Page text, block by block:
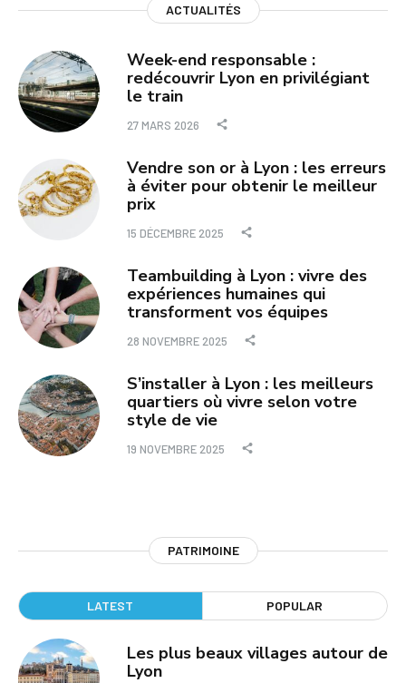
ACTUALITÉS
Week-end responsable :
redécouvrir Lyon en privilégiant
le train
27 MARS 2026
Vendre son or à Lyon : les erreurs
à éviter pour obtenir le meilleur
prix
15 DÉCEMBRE 2025
Teambuilding à Lyon : vivre des
expériences humaines qui
transforment vos équipes
28 NOVEMBRE 2025
S’installer à Lyon : les meilleurs
quartiers où vivre selon votre
style de vie
19 NOVEMBRE 2025
PATRIMOINE
LATEST POPULAR
Les plus beaux villages autour de
Lyon